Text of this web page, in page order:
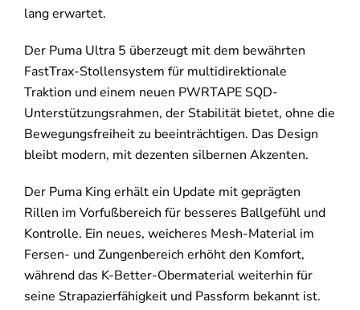
lang erwartet.
Der Puma Ultra 5 überzeugt mit dem bewährten
FastTrax-Stollensystem für multidirektionale
Traktion und einem neuen PWRTAPE SQD-
Unterstützungsrahmen, der Stabilität bietet, ohne die
Bewegungsfreiheit zu beeinträchtigen. Das Design
bleibt modern, mit dezenten silbernen Akzenten.
Der Puma King erhält ein Update mit geprägten
Rillen im Vorfußbereich für besseres Ballgefühl und
Kontrolle. Ein neues, weicheres Mesh-Material im
Fersen- und Zungenbereich erhöht den Komfort,
während das K-Better-Obermaterial weiterhin für
seine Strapazierfähigkeit und Passform bekannt ist.